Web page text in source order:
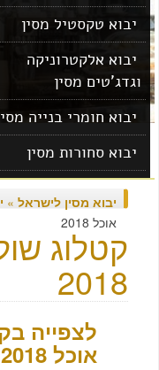
יבוא טקסטיל מסין
יבוא אלקטרוניקה
וגדג'טים מסין
יבוא חומרי בנייה מסין
יבוא סחורות מסין
יבוא מוצרים מסין
יבוא מסין לישראל»
אוכל 2018
קטלוג
2018
לצפייה
אוכל 2018